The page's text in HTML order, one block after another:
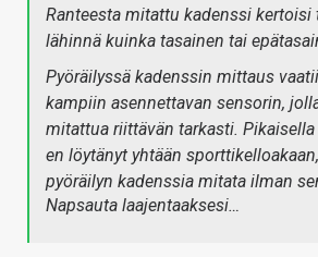
Ranteesta mitattu kadenssi
lähinnä kuinka tasainen tai
Pyöräilyssä kadenssin mittaus
kampiin asennettavan sensorin,
mitattua riittävän tarkasti.
en löytänyt yhtään
pyöräilyn kadenssia mitata ilman
Napsauta laajentaaksesi…